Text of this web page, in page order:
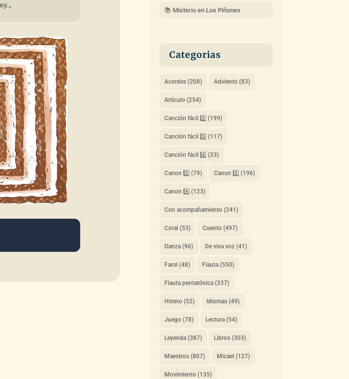
📚 Misterio en Los Piñones
Categorias
Acordes(208) Adviento(83)
Artículo(254)
Canción fácil 2️⃣ (199)
Canción fácil 3️⃣ (117)
Canción fácil 4️⃣ (33)
Canon 2️⃣ (79) Canon 3️⃣ (196)
Canon 4️⃣ (123)
Con acompañamiento(241)
Coral (53) Cuento(497)
Danza(96) De viva voz(41)
Farol (48) Flauta(550)
Flauta pentatónica(337)
Himno(52) Idiomas(49)
Juego(78) Lectura(54)
Leyenda(387) Libros(303)
Maestros(807) Micael (127)
Movimiento(135)